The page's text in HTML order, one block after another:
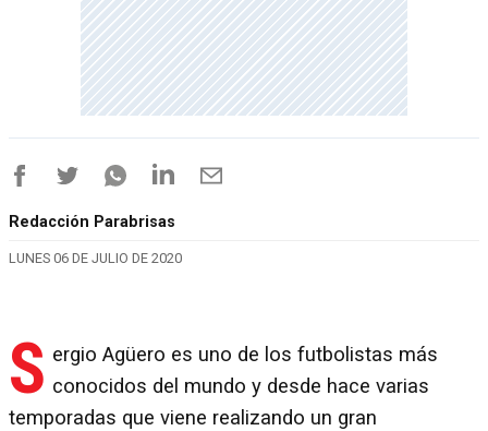
Redacción Parabrisas
LUNES 06 DE JULIO DE 2020
S ergio Agüero es uno de los futbolistas más
conocidos del mundo y desde hace varias
temporadas que viene realizando un gran